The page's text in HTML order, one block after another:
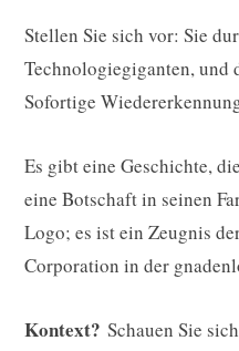
Stellen Sie sich vor: Sie
Technologiegiganten, und
Sofortige
Es gibt eine Geschichte,
eine Botschaft in seinen
Logo; es ist ein Zeugnis
Corporation in der
Kontext? Schauen Sie